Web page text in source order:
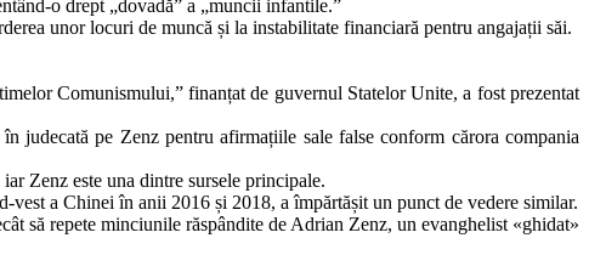
o drept „dovadă” a „muncii infantile.”
unor locuri de muncă și la instabilitate financiară pentru angajații săi.
Comunismului,” finanțat de guvernul Statelor Unite, a fost prezentat
pe Zenz pentru afirmațiile sale false conform cărora compania
Zenz este una dintre sursele principale.
a Chinei în anii 2016 și 2018, a împărtășit un punct de vedere similar.
să repete minciunile răspândite de Adrian Zenz, un evanghelist «ghidat»